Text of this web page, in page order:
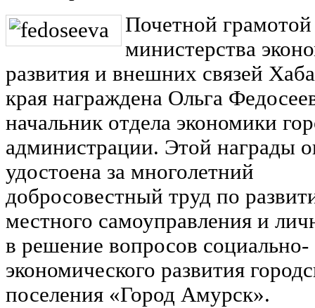
Почетной грамотой
министерства
развития и внешних связей
края награждена Ольга
начальник отдела экономики
администрации. Этой награды
удостоена за многолетний
добросовестный труд по
местного самоуправления и
в решение вопросов социально-
экономического развития
поселения «Город Амурск».